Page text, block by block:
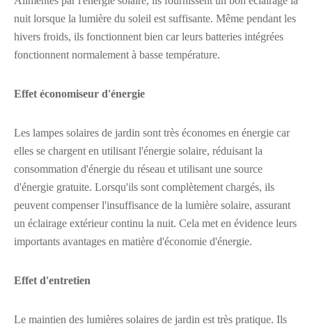
nuit lorsque la lumière du soleil est suffisante. Même pendant les
hivers froids, ils fonctionnent bien car leurs batteries intégrées
fonctionnent normalement à basse température.
Effet économiseur d'énergie
Les lampes solaires de jardin sont très économes en énergie car
elles se chargent en utilisant l'énergie solaire, réduisant la
consommation d'énergie du réseau et utilisant une source
d'énergie gratuite. Lorsqu'ils sont complètement chargés, ils
peuvent compenser l'insuffisance de la lumière solaire, assurant
un éclairage extérieur continu la nuit. Cela met en évidence leurs
importants avantages en matière d'économie d'énergie.
Effet d'entretien
Le maintien des lumières solaires de jardin est très pratique. Ils